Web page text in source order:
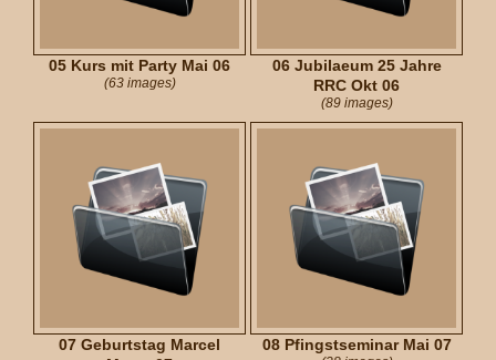
05 Kurs mit Party Mai 06
(63 images)
06 Jubilaeum 25 Jahre
RRC Okt 06
(89 images)
07 Geburtstag Marcel
08 Pfingstseminar Mai 07